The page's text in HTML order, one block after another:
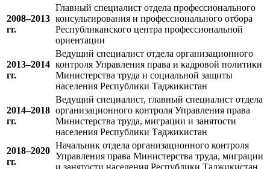
2008–2013
гг.
Главный специалист отдела профессионального
консультирования и профессионального отбора
Республиканского центра профессиональной
ориентации
2013–2014
гг.
Ведущий специалист отдела организационного
контроля Управления права и кадровой политики
Министерства труда и социальной защиты
населения Республики Таджикистан
2014–2018
гг.
Ведущий специалист, главный специалист отдела
организационного контроля Управления права
Министерства труда, миграции и занятости
населения Республики Таджикистан
2018–2020
гг.
Начальник отдела организационного контроля
Управления права Министерства труда, миграции
и занятости населения Республики Таджикистан